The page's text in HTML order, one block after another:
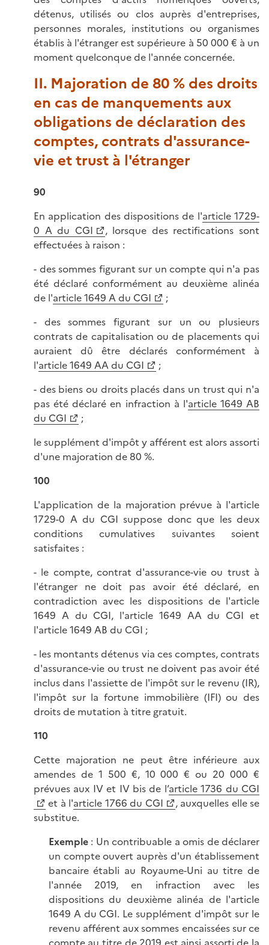
détenus, utilisés ou clos auprès d'entreprises,
personnes morales, institutions ou organismes
établis à l'étranger est supérieure à 50 000 € à un
moment quelconque de l'année concernée.
II. Majoration de 80 % des droits
en cas de manquements aux
obligations de déclaration des
comptes, contrats d'assurance-
vie et trust à l'étranger
90
En application des dispositions de l'article 1729-
0 A du CGI
, lorsque des rectifications sont
effectuées à raison :
- des sommes figurant sur un compte qui n'a pas
été déclaré conformément au deuxième alinéa
de l'article 1649 A du CGI
;
- des sommes figurant sur un ou plusieurs
contrats de capitalisation ou de placements qui
auraient dû être déclarés conformément à
l'article 1649 AA du CGI
;
- des biens ou droits placés dans un trust qui n'a
pas été déclaré en infraction à l'article 1649 AB
du CGI
;
le supplément d'impôt y afférent est alors assorti
d'une majoration de 80 %.
100
L'application de la majoration prévue à l'article
1729-0 A du CGI suppose donc que les deux
conditions cumulatives suivantes soient
satisfaites :
- le compte, contrat d'assurance-vie ou trust à
l'étranger ne doit pas avoir été déclaré, en
contradiction avec les dispositions de l'article
1649 A du CGI, l'article 1649 AA du CGI et
l'article 1649 AB du CGI ;
- les montants détenus via ces comptes, contrats
d'assurance-vie ou trust ne doivent pas avoir été
inclus dans l'assiette de l'impôt sur le revenu (IR),
l'impôt sur la fortune immobilière (IFI) ou des
droits de mutation à titre gratuit.
110
Cette majoration ne peut être inférieure aux
amendes de 1 500 €, 10 000 € ou 20 000 €
prévues aux IV et IV bis de l’article 1736 du CGI
et à l'article 1766 du CGI
, auxquelles elle se
substitue.
Exemple : Un contribuable a omis de déclarer
un compte ouvert auprès d'un établissement
bancaire établi au Royaume-Uni au titre de
l'année 2019, en infraction avec les
dispositions du deuxième alinéa de l'article
1649 A du CGI. Le supplément d'impôt sur le
revenu afférent aux sommes encaissées sur ce